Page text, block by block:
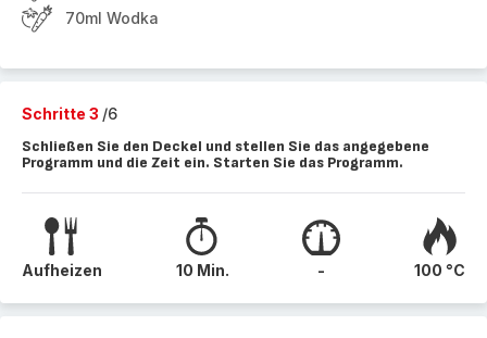
70ml Wodka
Schritte 3 /6
Schließen Sie den Deckel und stellen Sie das angegebene
Programm und die Zeit ein. Starten Sie das Programm.
Aufheizen 10 Min. - 100 °C